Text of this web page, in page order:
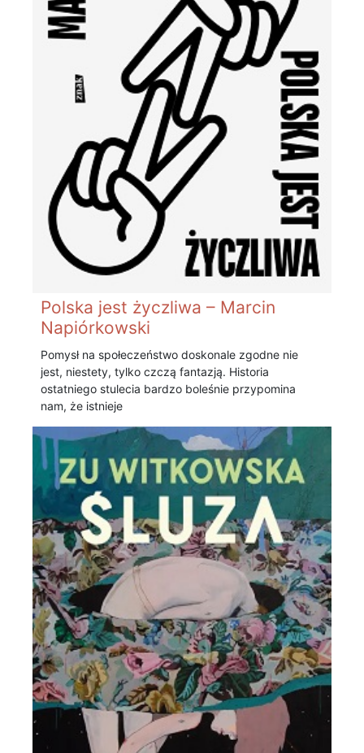
Polska jest życzliwa – Marcin
Napiórkowski
Pomysł na społeczeństwo doskonale zgodne nie
jest, niestety, tylko czczą fantazją. Historia
ostatniego stulecia bardzo boleśnie przypomina
nam, że istnieje